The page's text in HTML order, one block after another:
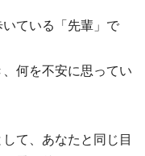
ている「先輩」で
何を不安に思ってい
して、あなたと同じ目